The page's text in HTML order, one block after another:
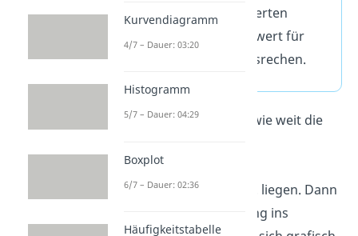
gewichteten quadrierten
Abstand vom Mittelwert für
ausrechen.
Du schätzt praktisch ab, wie weit die
Zufallsexperiments vom
Erwartungswert entfernt
liegen. Dann
nimmst du die Abweichung ins
Kurvendiagramm
4/7 – Dauer: 03:20
Histogramm
5/7 – Dauer: 04:29
Boxplot
6/7 – Dauer: 02:36
Häufigkeitstabelle